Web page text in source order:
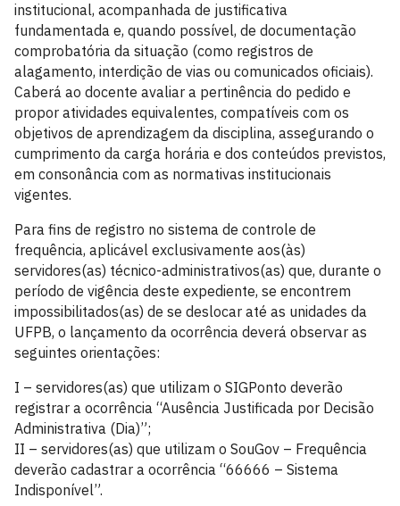
institucional, acompanhada de justificativa
fundamentada e, quando possível, de documentação
comprobatória da situação (como registros de
alagamento, interdição de vias ou comunicados oficiais).
Caberá ao docente avaliar a pertinência do pedido e
propor atividades equivalentes, compatíveis com os
objetivos de aprendizagem da disciplina, assegurando o
cumprimento da carga horária e dos conteúdos previstos,
em consonância com as normativas institucionais
vigentes.
Para fins de registro no sistema de controle de
frequência, aplicável exclusivamente aos(às)
servidores(as) técnico-administrativos(as) que, durante o
período de vigência deste expediente, se encontrem
impossibilitados(as) de se deslocar até as unidades da
UFPB, o lançamento da ocorrência deverá observar as
seguintes orientações:
I – servidores(as) que utilizam o SIGPonto deverão
registrar a ocorrência “Ausência Justificada por Decisão
Administrativa (Dia)”;
II – servidores(as) que utilizam o SouGov – Frequência
deverão cadastrar a ocorrência “66666 – Sistema
Indisponível”.